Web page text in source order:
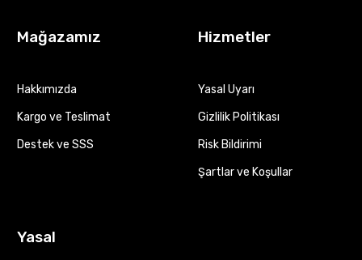
Mağazamız
Hakkımızda
Kargo ve Teslimat
Destek ve SSS
Hizmetler
Yasal Uyarı
Gizlilik Politikası
Risk Bildirimi
Şartlar ve Koşullar
Yasal